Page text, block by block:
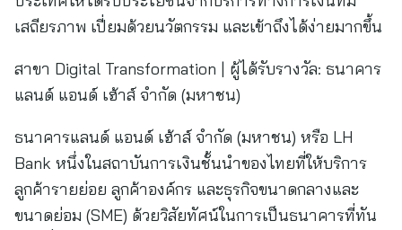
เสถียรภาพ เปี่ยมด้วยนวัตกรรม และเข้าถึงได้ง่ายมากขึ้น
สาขา Digital Transformation | ผู้ได้รับรางวัล: ธนาคาร
แลนด์ แอนด์ เฮ้าส์ จำกัด (มหาชน)
ธนาคารแลนด์ แอนด์ เฮ้าส์ จำกัด (มหาชน) หรือ LH
Bank หนึ่งในสถาบันการเงินชั้นนำของไทยที่ให้บริการ
ลูกค้ารายย่อย ลูกค้าองค์กร และธุรกิจขนาดกลางและ
ขนาดย่อม (SME) ด้วยวิสัยทัศน์ในการเป็นธนาคารที่ทัน